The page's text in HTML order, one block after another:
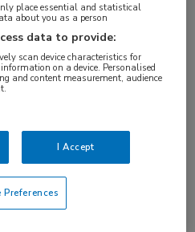
place essential and statistical
about you as a person
data to provide:
scan device characteristics for
on a device. Personalised
and content measurement, audience
I Accept
Preferences